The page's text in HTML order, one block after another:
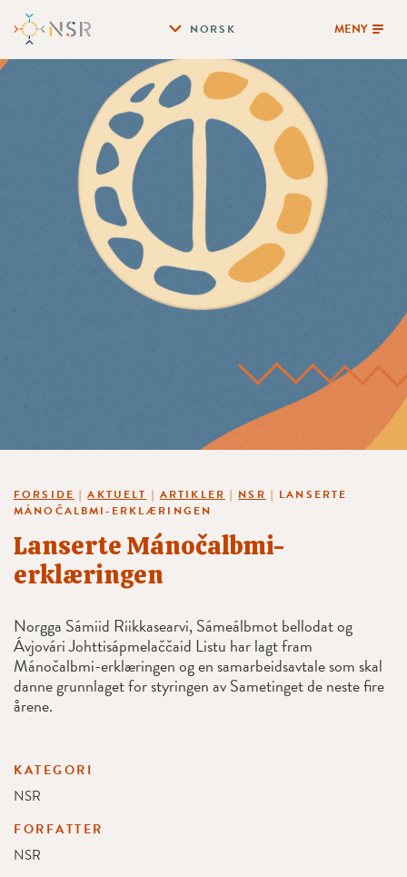
NORSK MENY
FORSIDE |AKTUELT | ARTIKLER | NSR | LANSERTE
MÁNOČALBMI-ERKLÆRINGEN
Lanserte Mánočalbmi-
erklæringen
Norgga Sámiid Riikkasearvi, Sámeálbmot bellodat og
Ávjovári Johttisápmelaččaid Listu har lagt fram
Mánočalbmi-erklæringen og en samarbeidsavtale som skal
danne grunnlaget for styringen av Sametinget de neste fire
årene.
KATEGORI
NSR
FORFATTER
NSR